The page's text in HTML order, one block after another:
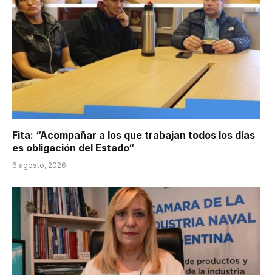
Fita: “Acompañar a los que trabajan todos los días
es obligación del Estado“
6 agosto, 2026